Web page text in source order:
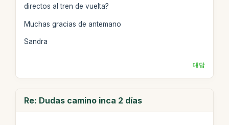
directos al tren de vuelta?
Muchas gracias de antemano
Sandra
대답
Re: Dudas camino inca 2 días